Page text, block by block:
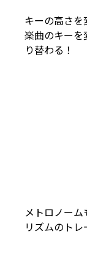
キーの高さを
楽曲のキーを
り替わる！
メトロノーム
リズムのトレ